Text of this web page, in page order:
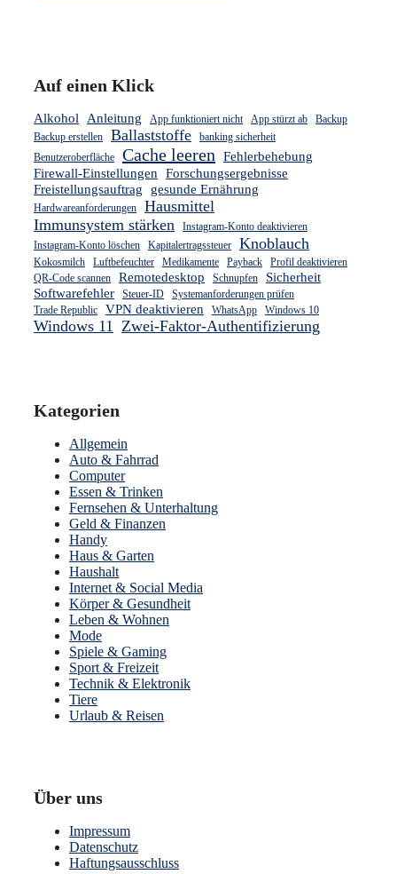
Auf einen Klick
Alkohol Anleitung App funktioniert nicht App stürzt ab
Backup
Backup erstellen
Ballaststoffe
banking sicherheit
Benutzeroberfläche
Cache leeren Fehlerbehebung
Firewall-Einstellungen Forschungsergebnisse
Freistellungsauftrag
gesunde Ernährung
Hardwareanforderungen
Hausmittel
Immunsystem stärken
Instagram-Konto deaktivieren
Instagram-Konto löschen
Kapitalertragssteuer Knoblauch
Kokosmilch Luftbefeuchter Medikamente Payback
Profil deaktivieren
QR-Code scannen
Remotedesktop Schnupfen
Sicherheit
Softwarefehler
Steuer-ID
Systemanforderungen prüfen
Trade Republic
VPN deaktivieren WhatsApp Windows 10
Windows 11 Zwei-Faktor-Authentifizierung
Kategorien
Allgemein
Auto & Fahrrad
Computer
Essen & Trinken
Fernsehen & Unterhaltung
Geld & Finanzen
Handy
Haus & Garten
Haushalt
Internet & Social Media
Körper & Gesundheit
Leben & Wohnen
Mode
Spiele & Gaming
Sport & Freizeit
Technik & Elektronik
Tiere
Urlaub & Reisen
Über uns
Impressum
Datenschutz
Haftungsausschluss